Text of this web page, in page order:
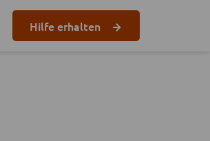
Hilfe erhalten